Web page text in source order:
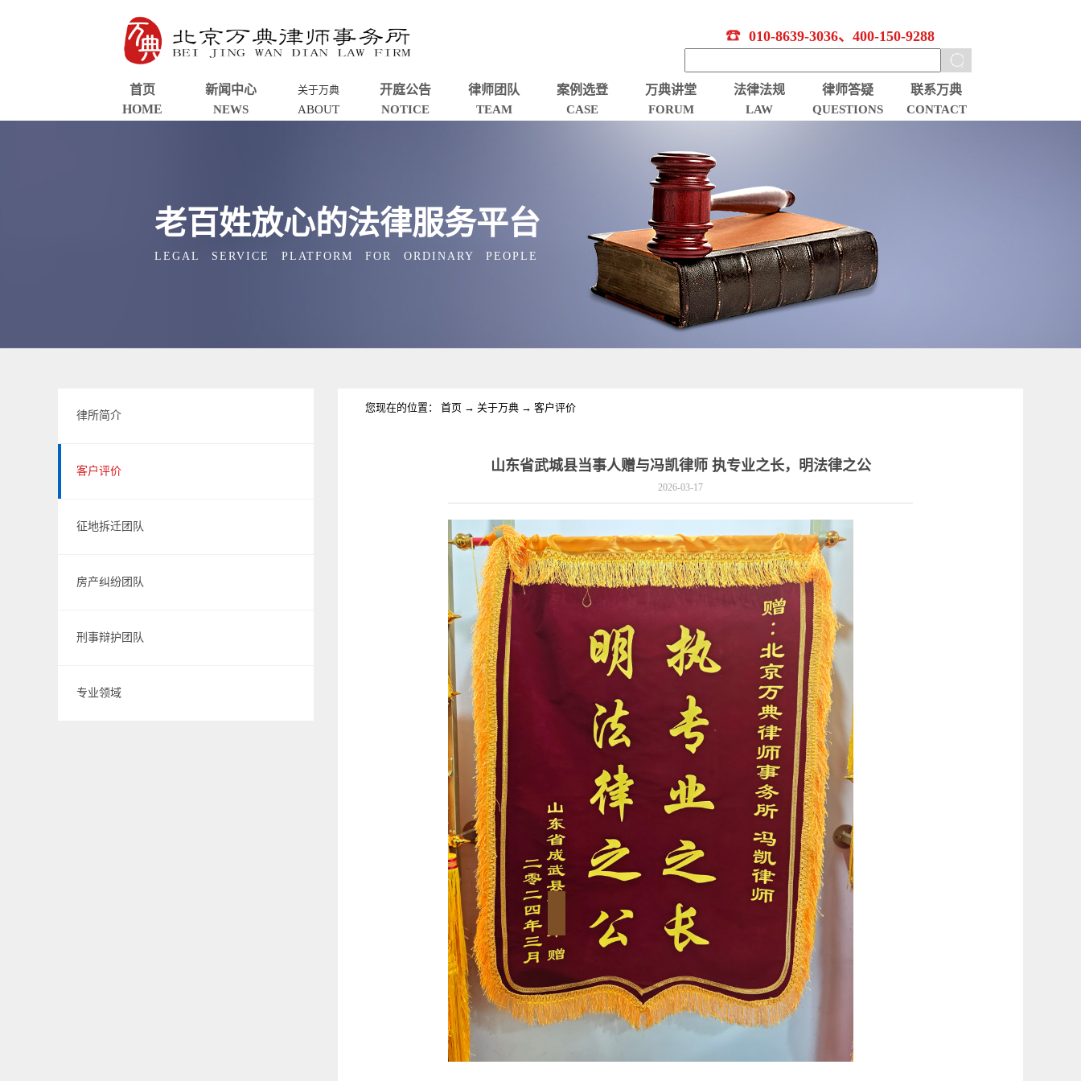
010-8639-3036、400-150-9288
首页
HOME
新闻中心
NEWS
关于万典
ABOUT
开庭公告
NOTICE
律师团队
TEAM
案例选登
CASE
万典讲堂
FORUM
法律法规
LAW
律师答疑
QUESTIONS
联系万典
CONTACT
老百姓放心的法律服务平台
LEGAL SERVICE PLATFORM FOR ORDINARY PEOPLE
律所简介
客户评价
征地拆迁团队
房产纠纷团队
刑事辩护团队
专业领域
您现在的位置： 首页 → 关于万典 → 客户评价
山东省武城县当事人赠与冯凯律师 执专业之长，明法律之公
2026-03-17